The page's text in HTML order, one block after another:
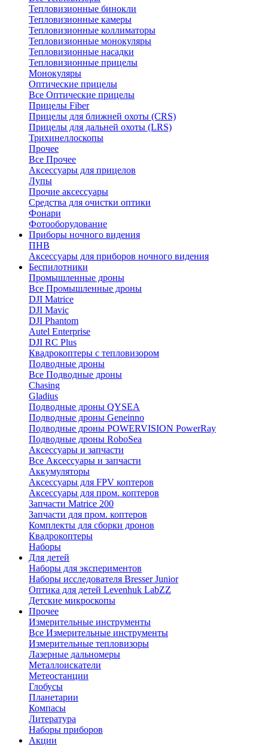
Тепловизионные бинокли
Тепловизионные камеры
Тепловизионные коллиматоры
Тепловизионные монокуляры
Тепловизионные насадки
Тепловизионные прицелы
Монокуляры
Оптические прицелы
Все Оптические прицелы
Прицелы Fiber
Прицелы для ближней охоты (CRS)
Прицелы для дальней охоты (LRS)
Трихинеллоскопы
Прочее
Все Прочее
Аксессуары для прицелов
Лупы
Прочие аксессуары
Средства для очистки оптики
Фонари
Фотооборудование
Приборы ночного видения
ПНВ
Аксессуары для приборов ночного видения
Беспилотники
Промышленные дроны
Все Промышленные дроны
DJI Matrice
DJI Mavic
DJI Phantom
Autel Enterprise
DJI RC Plus
Квадрокоптеры с тепловизором
Подводные дроны
Все Подводные дроны
Chasing
Gladius
Подводные дроны QYSEA
Подводные дроны Geneinno
Подводные дроны POWERVISION PowerRay
Подводные дроны RoboSea
Аксессуары и запчасти
Все Аксессуары и запчасти
Аккумуляторы
Аксессуары для FPV коптеров
Аксессуары для пром. коптеров
Запчасти Matrice 200
Запчасти для пром. коптеров
Комплекты для сборки дронов
Квадрокоптеры
Наборы
Для детей
Наборы для экспериментов
Наборы исследователя Bresser Junior
Оптика для детей Levenhuk LabZZ
Детские микроскопы
Прочее
Измерительные инструменты
Все Измерительные инструменты
Измерительные тепловизоры
Лазерные дальномеры
Металлоискатели
Метеостанции
Глобусы
Планетарии
Компасы
Литература
Наборы приборов
Акции